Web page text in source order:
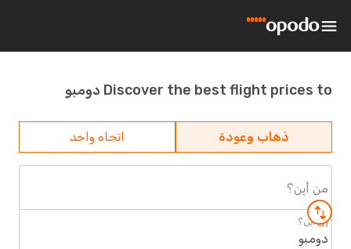
Discover the best flight prices to دومبو
ذهاب وعودة اتجاه واحد
من أين؟
إلى أين؟
دومبو